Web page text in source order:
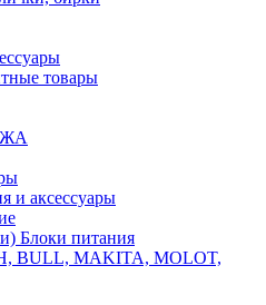
товары
и аксессуары
Блоки питания
BULL, MAKITA, MOLOT,